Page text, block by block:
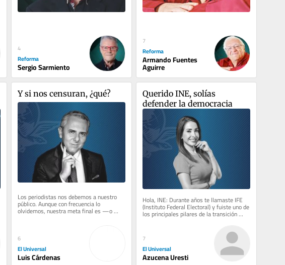
4
Reforma
Sergio Sarmiento
7
Reforma
Armando Fuentes
Aguirre
Y si nos censuran, ¿qué?
Los periodistas nos debemos a nuestro
público. Aunque con frecuencia lo
olvidemos, nuestra meta final es —o
debería ser— informar a alguien....
6
El Universal
Luis Cárdenas
Querido INE, solías
defender la democracia
Hola, INE: Durante años te llamaste IFE
(Instituto Federal Electoral) y fuiste uno de
los principales pilares de la transición
democrática en...
7
El Universal
Azucena Uresti